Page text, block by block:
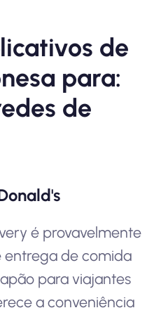
de
para:
de
é provavelmente
entrega de comida
para viajantes
a conveniência